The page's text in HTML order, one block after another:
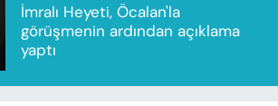
İmralı Heyeti, Öcalan'la
görüşmenin ardından açıklama
yaptı